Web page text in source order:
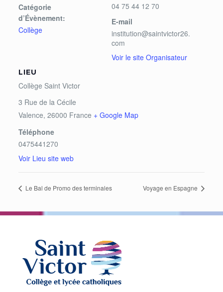
Catégorie
d’Évènement:
Collège
LIEU
Collège Saint Victor
3 Rue de la Cécile
Valence, 26000 France + Google Map
Téléphone
0475441270
Voir Lieu site web
04 75 44 12 70
E-mail
institution@saintvictor26.
com
Voir le site Organisateur
Le Bal de Promo des terminales Voyage en Espagne